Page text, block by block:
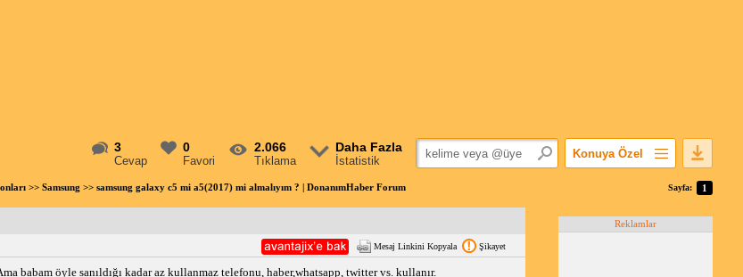
3
Cevap
0
Favori
2.066
Tıklama
Daha Fazla
İstatistik
Konuya Özel
Popüler Mesajlar
>> Samsung >> samsung galaxy c5 mi a5(2017) mi almalıyım ? | DonanımHaber Forum Sayfa: 1
Mesaj Linkini Kopyala Şikayet
babam öyle sanıldığı kadar az kullanmaz telefonu, haber,whatsapp,twittervs. kullanır.
Reklamlar